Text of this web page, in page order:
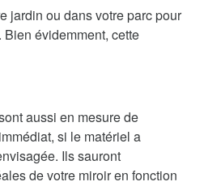
jardin ou dans votre parc pour
évidemment, cette
aussi en mesure de
si le matériel a
Ils sauront
de votre miroir en fonction